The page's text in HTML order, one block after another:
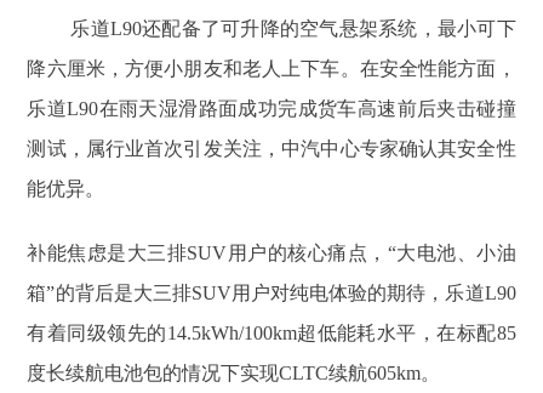
乐道L90还配备了可升降的空气悬架系统，最小可下
降六厘米，方便小朋友和老人上下车。在安全性能方面，
乐道L90在雨天湿滑路面成功完成货车高速前后夹击碰撞
测试，属行业首次引发关注，中汽中心专家确认其安全性
能优异。
补能焦虑是大三排SUV用户的核心痛点，“大电池、小油
箱”的背后是大三排SUV用户对纯电体验的期待，乐道L90
有着同级领先的14.5kWh/100km超低能耗水平，在标配85
度长续航电池包的情况下实现CLTC续航605km。